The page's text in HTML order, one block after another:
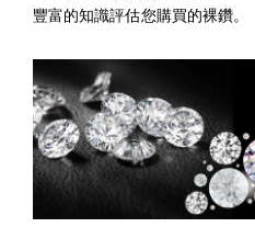
豐富的知識評估您購買的裸鑽。